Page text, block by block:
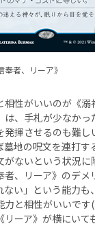
者、リーア》
相性がいいのが《溺
は、手札が少なか
揮させるのも難し
地の呪文を連打す
がないという状況に
者、リーア》のデメ
い」という能力も
力と相性がいいで
リーア》が横にい